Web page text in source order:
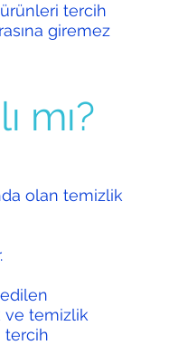
ürünleri tercih
giremez
mı?
olan temizlik
ve temizlik
tercih